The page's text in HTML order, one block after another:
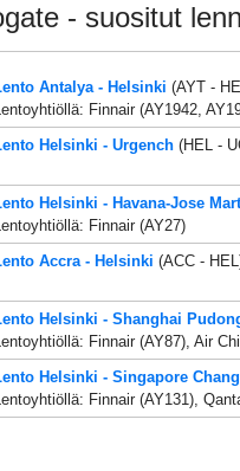
- suositut
Antalya - Helsinki (AYT -
Finnair (AY1942,
Helsinki - Urgench (HEL -
Helsinki - Havana-Jose
Finnair (AY27)
Accra - Helsinki (ACC -
Helsinki - Shanghai
Finnair (AY87), Air
Helsinki - Singapore
Finnair (AY131),